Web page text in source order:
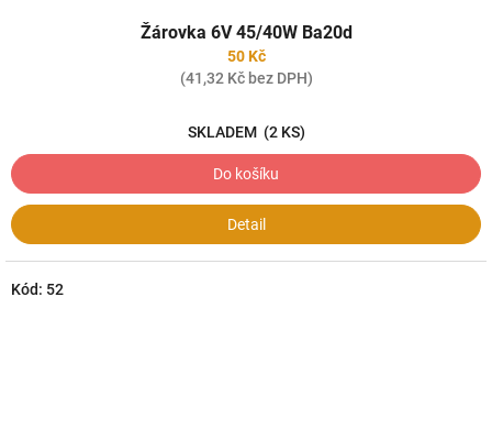
Žárovka 6V 45/40W Ba20d
50 Kč
(41,32 Kč bez DPH)
SKLADEM (2 KS)
Do košíku
Detail
Kód: 52